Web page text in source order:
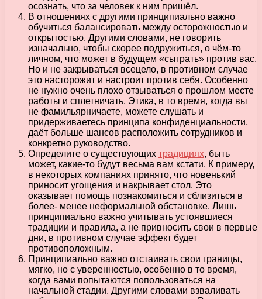
осознать, что за человек к ним пришёл.
В отношениях с другими принципиально важно
обучиться балансировать между осторожностью и
открытостью. Другими словами, не говорить
изначально, чтобы скорее подружиться, о чём-то
личном, что может в будущем «сыграть» против вас.
Но и не закрываться всецело, в противном случае
это насторожит и настроит против себя. Особенно
не нужно очень плохо отзываться о прошлом месте
работы и сплетничать. Этика, в то время, когда вы
не фамильярничаете, можете слушать и
придерживаетесь принципа конфиденциальности,
даёт больше шансов расположить сотрудников и
конкретно руководство.
Определите о существующих традициях, быть
может, какие-то будут весьма вам кстати. К примеру,
в некоторых компаниях принято, что новенький
приносит угощения и накрывает стол. Это
оказывает помощь познакомиться и сблизиться в
более- менее неформальной обстановке. Лишь
принципиально важно учитывать устоявшиеся
традиции и правила, а не привносить свои в первые
дни, в противном случае эффект будет
противоположным.
Принципиально важно отстаивать свои границы,
мягко, но с уверенностью, особенно в то время,
когда вами попытаются попользоваться на
начальной стадии. Другими словами взваливать